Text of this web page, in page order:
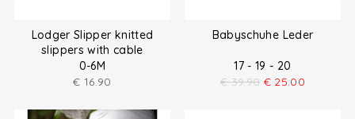
Lodger Slipper knitted
slippers with cable
0-6M
€ 16.90
Babyschuhe Leder
17 - 19 - 20
€ 39.90 € 25.00